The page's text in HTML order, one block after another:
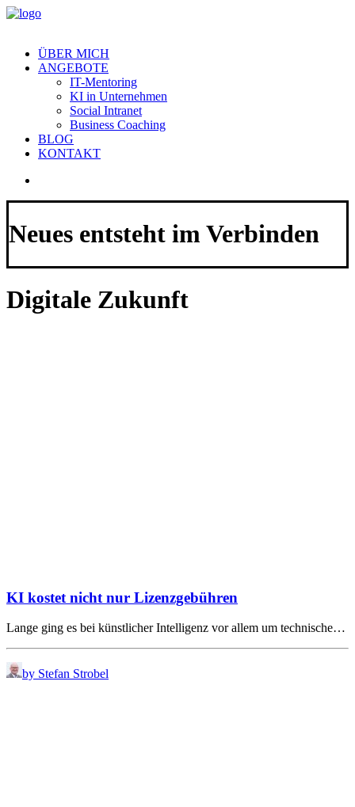
ÜBER MICH
ANGEBOTE
IT-Mentoring
KI in Unternehmen
Social Intranet
Business Coaching
BLOG
KONTAKT
Neues entsteht im Verbinden
Digitale Zukunft
KI kostet nicht nur Lizenzgebühren
Lange ging es bei künstlicher Intelligenz vor allem um technische…
by Stefan Strobel